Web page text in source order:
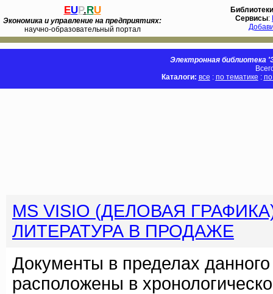
EUP.RU
Экономика и управление на предприятиях:
научно-образовательный портал
Библиотеки
Сервисы:
Электронная библиотека
Каталоги: все : по тематике :
MS VISIO (ДЕЛОВАЯ
ЛИТЕРАТУРА В ПРОДАЖЕ
Документы в пределах
расположены в